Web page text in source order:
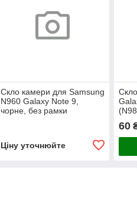
Скло камери для Samsung
N960 Galaxy Note 9,
чорне, без рамки
Ціну уточнюйте
60